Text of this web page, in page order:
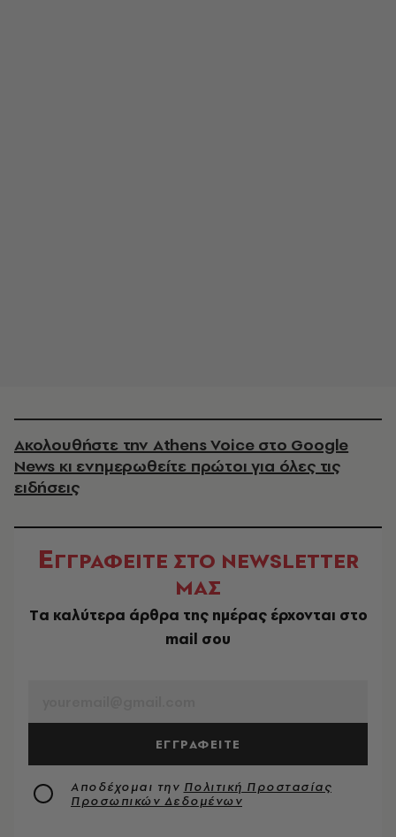
Ακολουθήστε την Athens Voice στο Google
News κι ενημερωθείτε πρώτοι για όλες τις
ειδήσεις
ΕΓΓΡΑΦΕΙΤΕ ΣΤΟ NEWSLETTER
ΜΑΣ
Tα καλύτερα άρθρα της ημέρας έρχονται στο
mail σου
ΕΓΓΡΑΦΕΙΤΕ
Αποδέχομαι την Πολιτική Προστασίας
Προσωπικών Δεδομένων